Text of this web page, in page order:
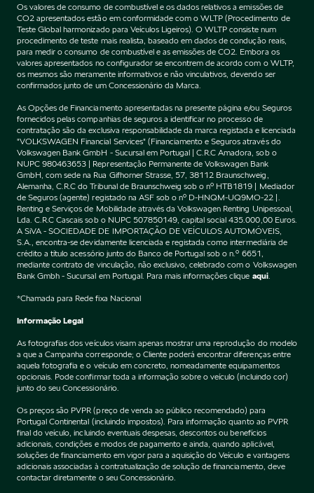
Os valores de consumo de combustível e os dados relativos a emissões de
CO2 apresentados estão em conformidade com o WLTP (Procedimento de
Teste Global harmonizado para Veículos Ligeiros). O WLTP consiste num
procedimento de teste mais realista, baseado em dados de condução reais,
para medir o consumo de combustível e as emissões de CO2. Embora os
valores apresentados no configurador se encontrem de acordo com o WLTP,
os mesmos são meramente informativos e não vinculativos, devendo ser
confirmados junto de um Concessionário da Marca.
As Opções de Financiamento apresentadas na presente página e/ou Seguros
fornecidos pelas companhias de seguros a identificar no processo de
contratação são da exclusiva responsabilidade da marca registada e licenciada
"VOLKSWAGEN Financial Services" (Financiamento e Seguros através do
Volkswagen Bank GmbH - Sucursal em Portugal | C.R.C Amadora, sob o
NUPC 980463653 | Representação Permanente de Volkswagen Bank
GmbH, com sede na Rua Gifhorner Strasse, 57, 38112 Braunschweig,
Alemanha, C.R.C do Tribunal de Braunschweig sob o nº HTB1819 | Mediador
de Seguros (agente) registado na ASF sob o nº D-HNQM-UQ9MO-22 |.
Renting e Serviços de Mobilidade através da Volkswagen Renting Unipessoal,
Lda. C.R.C Cascais sob o NUPC 507850149, capital social 435.000,00 Euros.
A SiVA - SOCIEDADE DE IMPORTAÇÃO DE VEÍCULOS AUTOMÓVEIS,
S.A., encontra-se devidamente licenciada e registada como intermediária de
crédito a título acessório junto do Banco de Portugal sob o n.º 6651,
mediante contrato de vinculação, não exclusivo, celebrado com o Volkswagen
Bank Gmbh - Sucursal em Portugal. Para mais informações clique aqui.
*Chamada para Rede fixa Nacional
Informação Legal
As fotografias dos veículos visam apenas mostrar uma reprodução do modelo
a que a Campanha corresponde; o Cliente poderá encontrar diferenças entre
aquela fotografia e o veículo em concreto, nomeadamente equipamentos
opcionais. Pode confirmar toda a informação sobre o veículo (incluindo cor)
junto do seu Concessionário.
Os preços são PVPR (preço de venda ao público recomendado) para
Portugal Continental (incluindo impostos). Para informação quanto ao PVPR
final do veículo, incluindo eventuais despesas, descontos ou benefícios
adicionais, condições e modos de pagamento e ainda, quando aplicável,
soluções de financiamento em vigor para a aquisição do Veículo e vantagens
adicionais associadas à contratualização de solução de financiamento, deve
contactar diretamente o seu Concessionário.